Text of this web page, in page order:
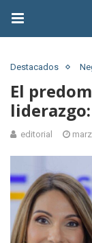
Destacados
El
editorial